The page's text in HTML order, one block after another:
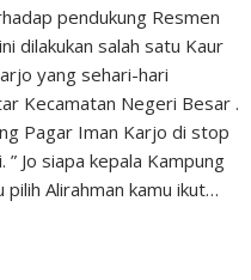
pendukung Resmen
dilakukan salah satu Kaur
yang sehari-hari
Kecamatan Negeri Besar .
Pagar Iman Karjo di stop
Jo siapa kepala Kampung
pilih Alirahman kamu ikut…